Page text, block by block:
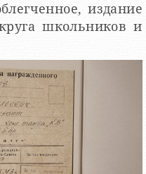
издание
школьников и